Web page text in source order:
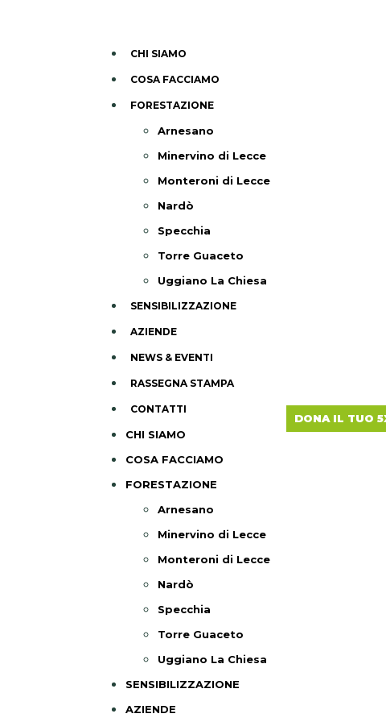
CHI SIAMO
COSA FACCIAMO
FORESTAZIONE
Arnesano
Minervino di Lecce
Monteroni di Lecce
Nardò
Specchia
Torre Guaceto
Uggiano La Chiesa
SENSIBILIZZAZIONE
AZIENDE
NEWS & EVENTI
RASSEGNA STAMPA
CONTATTI
CHI SIAMO
COSA FACCIAMO
FORESTAZIONE
Arnesano
Minervino di Lecce
Monteroni di Lecce
Nardò
Specchia
Torre Guaceto
Uggiano La Chiesa
SENSIBILIZZAZIONE
AZIENDE
DONA IL TUO